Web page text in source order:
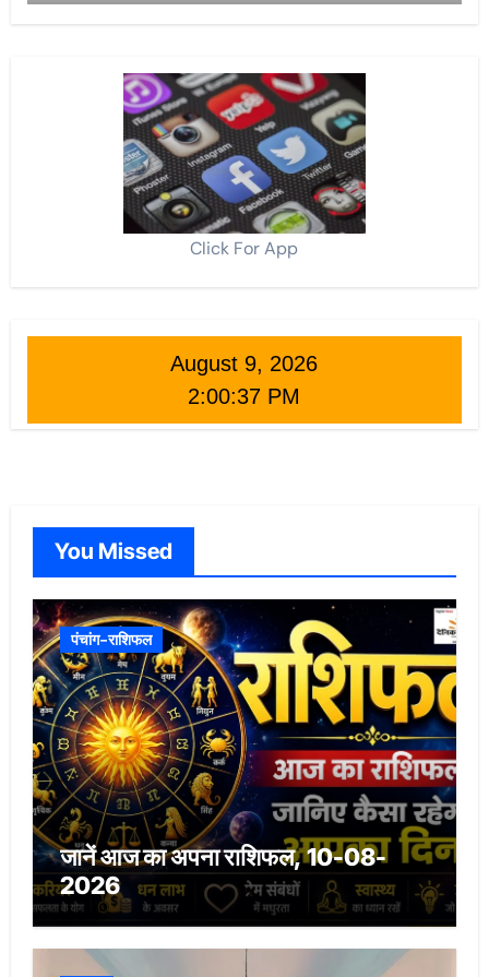
Click For App
August 9, 2026
2:00:38 PM
You Missed
पंचांग-राशिफल
जानें आज का अपना राशिफल, 10-08-
2026